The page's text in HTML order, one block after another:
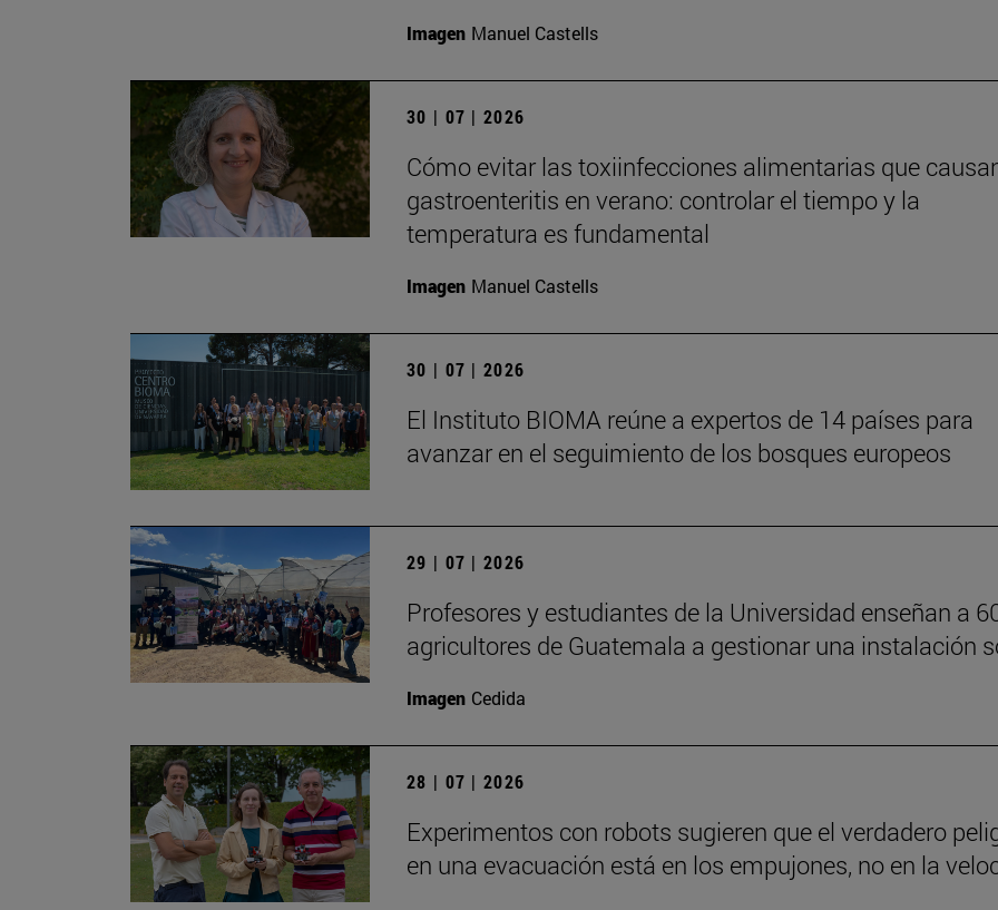
Imagen Manuel Castells
30 | 07 | 2026
Cómo evitar las toxiinfecciones alimentarias que
gastroenteritis en verano: controlar el tiempo y la
temperatura es fundamental
Imagen Manuel Castells
30 | 07 | 2026
El Instituto BIOMA reúne a expertos de 14 países para
avanzar en el seguimiento de los bosques europeos
29 | 07 | 2026
Profesores y estudiantes de la Universidad enseñan a
agricultores de Guatemala a gestionar una instalación
Imagen Cedida
28 | 07 | 2026
Experimentos con robots sugieren que el verdadero
en una evacuación está en los empujones, no en la